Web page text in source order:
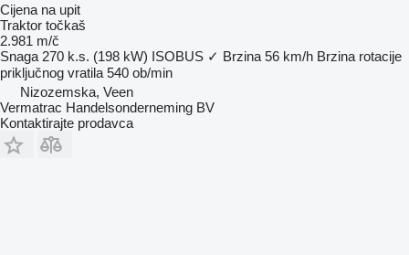
Cijena na upit
Traktor točkaš
2.981 m/č
Snaga 270 k.s. (198 kW) ISOBUS ✓ Brzina 56 km/h Brzina rotacije
priključnog vratila 540 ob/min
Nizozemska, Veen
Vermatrac Handelsonderneming BV
Kontaktirajte prodavca